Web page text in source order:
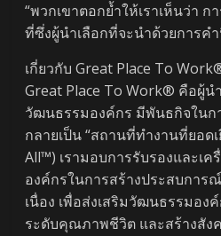
“พวกเขาตอกย้ำให้เราเห็นว่า
ที่ซึ่งผู้นำเลือกที่จะนำด้วยการค
เกี่ยวกับ Great Place To
Great Place To Work® คือผู้น
วัฒนธรรมองค์กร มีพันธกิจในก
กลายเป็น “สถานที่ทำงานที่ยอด
All™) เรามอบการรับรองและเ
องค์กรในการสร้างประสบการ
เนื่อง เพื่อส่งเสริมวัฒนธรรมอง
ระดับคุณภาพชีวิต และสร้างสั